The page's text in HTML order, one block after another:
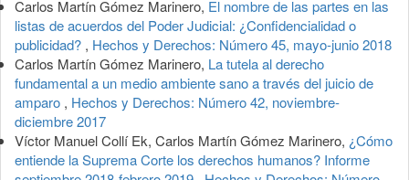
Carlos Martín Gómez Marinero, El nombre de las partes en las
listas de acuerdos del Poder Judicial: ¿Confidencialidad o
publicidad? , Hechos y Derechos: Número 45, mayo-junio 2018
Carlos Martín Gómez Marinero, La tutela al derecho
fundamental a un medio ambiente sano a través del juicio de
amparo , Hechos y Derechos: Número 42, noviembre-
diciembre 2017
Víctor Manuel Collí Ek, Carlos Martín Gómez Marinero, ¿Cómo
entiende la Suprema Corte los derechos humanos? Informe